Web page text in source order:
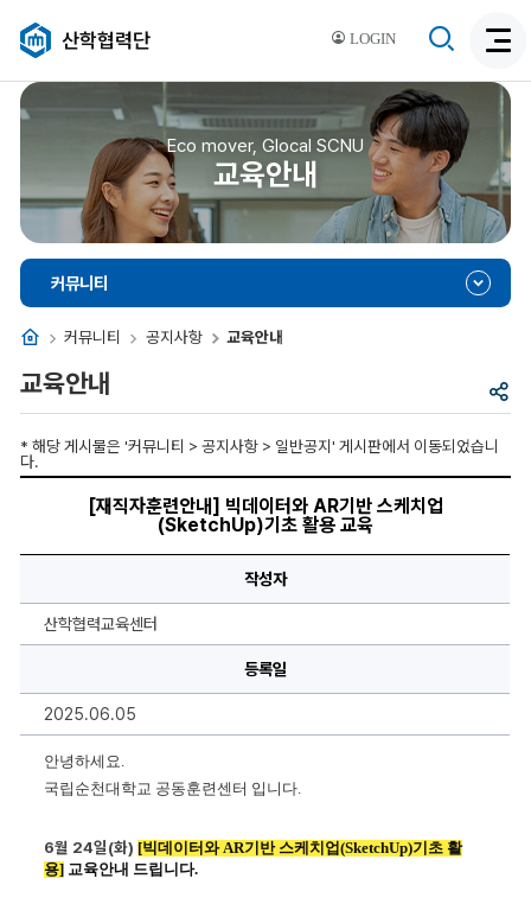
LOGIN
산학협력단
색
활
성
색
Eco mover, Glocal SCNU
교육안내
홈 커뮤니티 공지사항 교육안내
커뮤니티
공
교육안내
* 해당 게시물은 '커뮤니티 > 공지사항 > 일반공지' 게시판에서 이동되었습니
다.
련
빅
스
(SketchUp)
[재직자훈련안내] 빅데이터와 AR기반 스케치업
(SketchUp)기초 활용 교육
작성자
산학협력교육센터
등록일
2025.06.05
안녕하세요.
국립순천대학교 공동훈련센터 입니다.
6월 24일(화) [빅데이터와 AR기반 스케치업(SketchUp)기초 활
용] 교육안내 드립니다.